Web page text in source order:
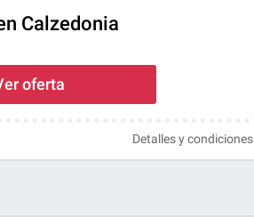
Calzedonia
oferta
Detalles y condiciones